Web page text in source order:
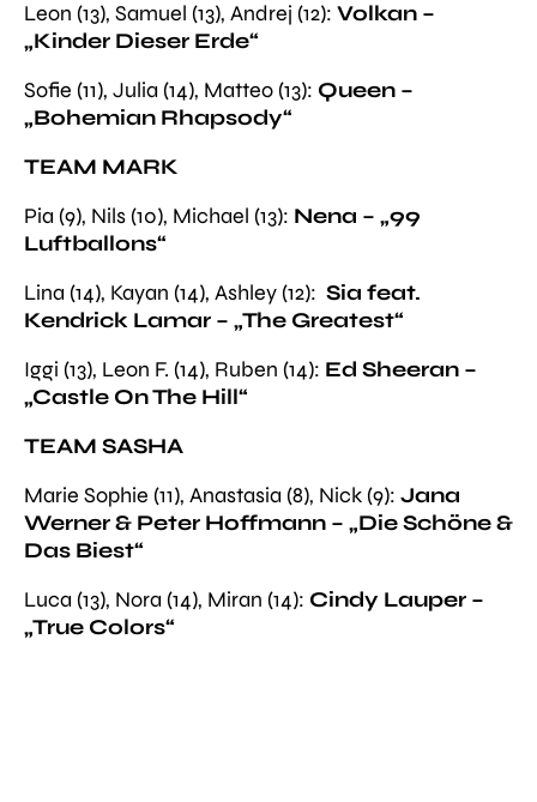
Leon (13), Samuel (13), Andrej (12): Volkan –
„Kinder Dieser Erde“
Sofie (11), Julia (14), Matteo (13): Queen –
„Bohemian Rhapsody“
TEAM MARK
Pia (9), Nils (10), Michael (13): Nena – „99
Luftballons“
Lina (14), Kayan (14), Ashley (12): Sia feat.
Kendrick Lamar – „The Greatest“
Iggi (13), Leon F. (14), Ruben (14): Ed Sheeran –
„Castle On The Hill“
TEAM SASHA
Marie Sophie (11), Anastasia (8), Nick (9): Jana
Werner & Peter Hoffmann – „Die Schöne &
Das Biest“
Luca (13), Nora (14), Miran (14): Cindy Lauper –
„True Colors“